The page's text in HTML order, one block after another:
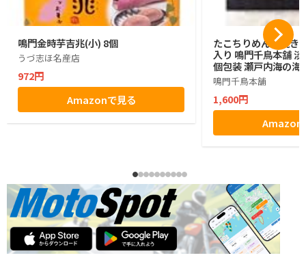
鳴門金時芋吉兆(小) 8個
うづ志ほ名産店
972円
Amazonで見る
たこちりめん素焼き
入り 鳴門千鳥本舗
個包装 瀬戸内海の海
鳴門千鳥本舗
1,600円
Amazon